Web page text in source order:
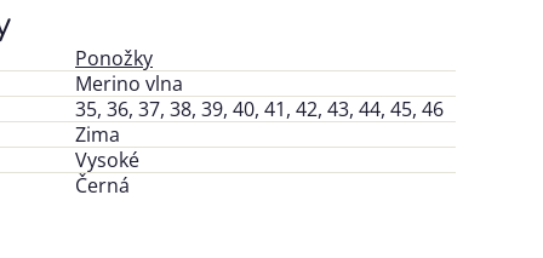
Ponožky
Merino vlna
35, 36, 37, 38, 39, 40, 41, 42, 43, 44, 45, 46
Zima
Vysoké
Černá